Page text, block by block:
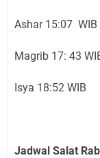
Ashar 15:07 WIB
Magrib 17: 43
Isya 18:52 WIB
Jadwal Salat